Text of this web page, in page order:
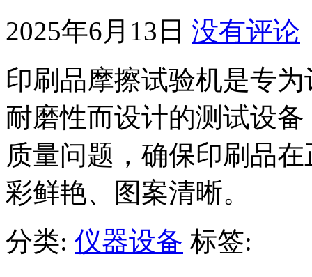
2025年6月13日 没有评论
印刷品摩擦试验机是专
耐磨性而设计的测试设
质量问题，确保印刷品
彩鲜艳、图案清晰。
分类: 仪器设备 标签: